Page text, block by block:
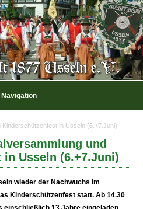
Navigation
in Usseln (6.+7.Juni)
und
Usseln (6.+7.Juni)
wieder der Nachwuchs im
Kinderschützenfest statt. Ab 14.30